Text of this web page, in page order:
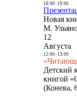
18:00- 19:00
Новая
М.
12
Августа
12:00- 13:00
Детский
книгой
(Конева,